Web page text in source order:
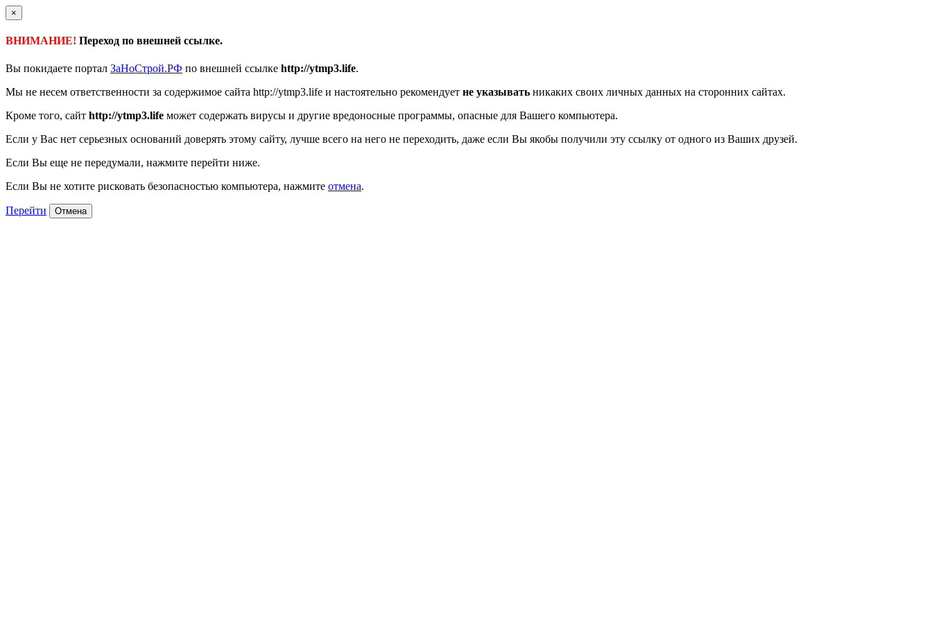
×
ВНИМАНИЕ! Переход по внешней ссылке.
Вы покидаете портал ЗаНоСтрой.РФ по внешней ссылке http://ytmp3.life.
Мы не несем ответственности за содержимое сайта http://ytmp3.life и настоятельно рекомендует не указывать никаких своих личных данных на сторонних сайтах.
Кроме того, сайт http://ytmp3.life может содержать вирусы и другие вредоносные программы, опасные для Вашего компьютера.
Если у Вас нет серьезных оснований доверять этому сайту, лучше всего на него не переходить, даже если Вы якобы получили эту ссылку от одного из Ваших друзей.
Если Вы еще не передумали, нажмите перейти ниже.
Если Вы не хотите рисковать безопасностью компьютера, нажмите отмена.
Перейти Отмена